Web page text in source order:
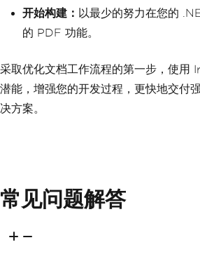
开始构建： 以最少的努力在您的
的 PDF 功能。
采取优化文档工作流程的第一步，使用
潜能，增强您的开发过程，更快地交付
决方案。
常见问题解答